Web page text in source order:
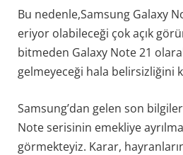
Bu nedenle,Samsung Galaxy
eriyor olabileceği çok açık
bitmeden Galaxy Note 21
gelmeyeceği hala belirsizliğini
Samsung’dan gelen son
Note serisinin emekliye
görmekteyiz. Karar,